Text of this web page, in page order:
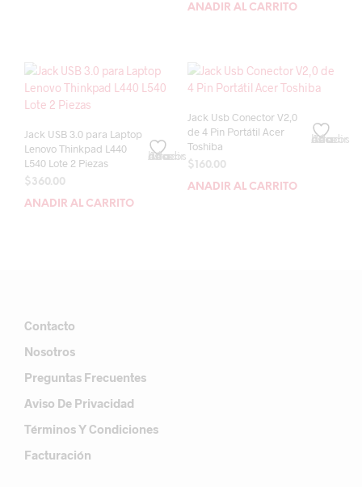
AÑADIR AL CARRITO
Añadir a la lista de deseos
Jack USB 3.0 para Laptop
Lenovo Thinkpad L440
L540 Lote 2 Piezas
$360.00
AÑADIR AL CARRITO
Añadir a la lista de deseos
Jack Usb Conector V2,0
de 4 Pin Portátil Acer
Toshiba
$ 160.00
AÑADIR AL CARRITO
Contacto
Nosotros
Preguntas Frecuentes
Aviso De Privacidad
Términos Y Condiciones
Facturación